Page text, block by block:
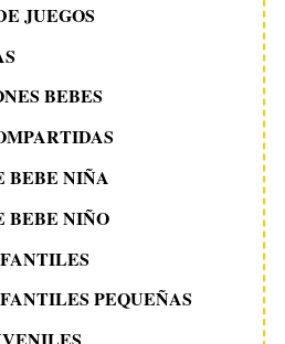
JUEGOS
BEBES
BEBE NIÑA
BEBE NIÑO
PEQUEÑAS